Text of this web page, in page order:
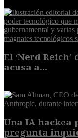
El ‘Nerd
acusa a...
Una IA hackea
pregunta